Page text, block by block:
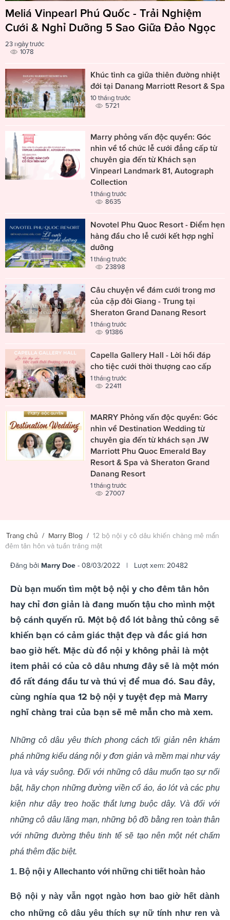
Meliá Vinpearl Phú Quốc - Trải Nghiệm
Cưới & Nghỉ Dưỡng 5 Sao Giữa Đảo Ngọc
23 ngày trước
1078
Khúc tình ca giữa thiên đường nhiệt
đới tại Danang Marriott Resort & Spa
10 tháng trước
5721
Marry phỏng vấn độc quyền: Góc
nhìn về tổ chức lễ cưới đẳng cấp từ
chuyên gia đến từ Khách sạn
Vinpearl Landmark 81, Autograph
Collection
1 tháng trước
8635
Novotel Phu Quoc Resort - Điểm hẹn
hàng đầu cho lễ cưới kết hợp nghỉ
dưỡng
1 tháng trước
23898
Câu chuyện về đám cưới trong mơ
của cặp đôi Giang - Trung tại
Sheraton Grand Danang Resort
1 tháng trước
91386
Capella Gallery Hall - Lời hồi đáp
cho tiệc cưới thời thượng cao cấp
1 tháng trước
22411
MARRY Phỏng vấn độc quyền: Góc
nhìn về Destination Wedding từ
chuyên gia đến từ khách sạn JW
Marriott Phu Quoc Emerald Bay
Resort & Spa và Sheraton Grand
Danang Resort
1 tháng trước
27007
Trang chủ / Marry Blog / 12 bộ nội y cô dâu khiến chàng mê mẩn
đêm tân hôn và tuần trăng mật
Đăng bởi Marry Doe - 08/03/2022 | Lượt xem: 20482
Dù bạn muốn tìm một bộ nội y cho đêm tân hôn
hay chỉ đơn giản là đang muốn tậu cho mình một
bộ cánh quyến rũ. Một bộ đồ lót bằng thủ công sẽ
khiến bạn có cảm giác thật đẹp và đắc giá hơn
bao giờ hết. Mặc dù đồ nội y không phải là một
item phải có của cô dâu nhưng đây sẽ là một món
đồ rất đáng đầu tư và thú vị để mua đó. Sau đây,
cùng nghía qua 12 bộ nội y tuyệt đẹp mà Marry
nghĩ chàng trai của bạn sẽ mê mẫn cho mà xem.
Những cô dâu yêu thích phong cách tối giản nên khám
phá những kiểu dáng nội y đơn giản và mềm mại như váy
lụa và váy suông. Đối với những cô dâu muốn tạo sự nổi
bật, hãy chọn những đường viền cổ áo, áo lót và các phụ
kiện như dây treo hoặc thắt lưng buộc dây. Và đối với
những cô dâu lãng mạn, những bộ đồ bằng ren toàn thân
với những đường thêu tinh tế sẽ tạo nên một nét chấm
phá thêm đặc biệt.
1. Bộ nội y Allechanto với những chi tiết hoàn hảo
Bộ nội y này vẫn ngọt ngào hơn bao giờ hết dành
cho những cô dâu yêu thích sự nữ tính như ren và